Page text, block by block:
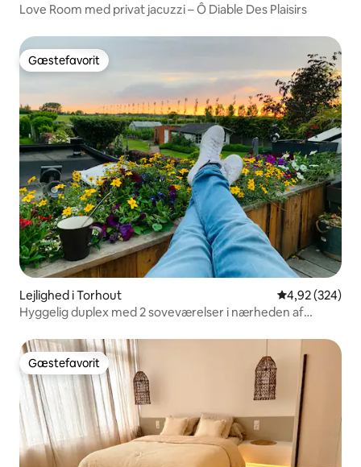
Love Room med privat jacuzzi – Ô Diable Des Plaisirs
Gæstefavorit
Gæstefavorit
Lejlighed i Torhout 4,92 ud af 5 i
4,92 (324)
Hyggelig duplex med 2 soveværelser i nærheden af
Gæstefavorit
Gæstefavorit